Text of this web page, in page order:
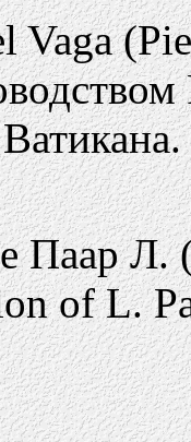
Vaga
Паар Л.
of L.